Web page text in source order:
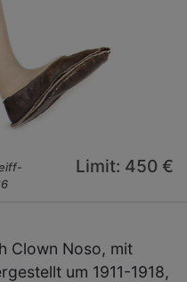
Limit: 450 €
Clown Noso, mit
um 1911-1918,